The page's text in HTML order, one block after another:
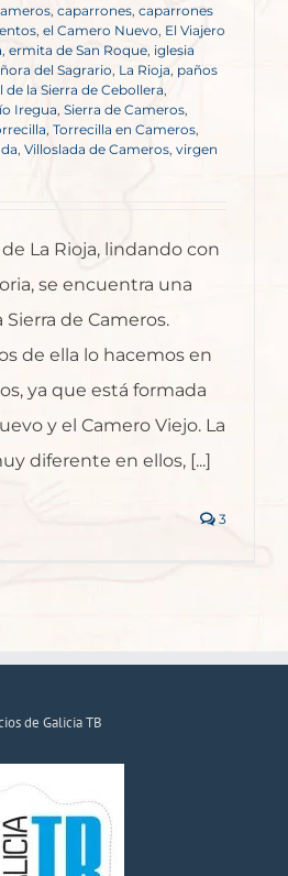
, caparrones caparrones
el Camero Nuevo, El Viajero
, ermita de San Roque iglesia
del Sagrario, La Rioja, paños
la Sierra de Cebollera
Iregua Sierra de Cameros,
, Torrecilla en Cameros
, Villoslada de Cameros, virgen
La Rioja, lindando con
se encuentra una
de Cameros.
de ella lo hacemos en
ya que está formada
y el Camero Viejo. La
diferente en ellos, [...]
3
de Galicia TB